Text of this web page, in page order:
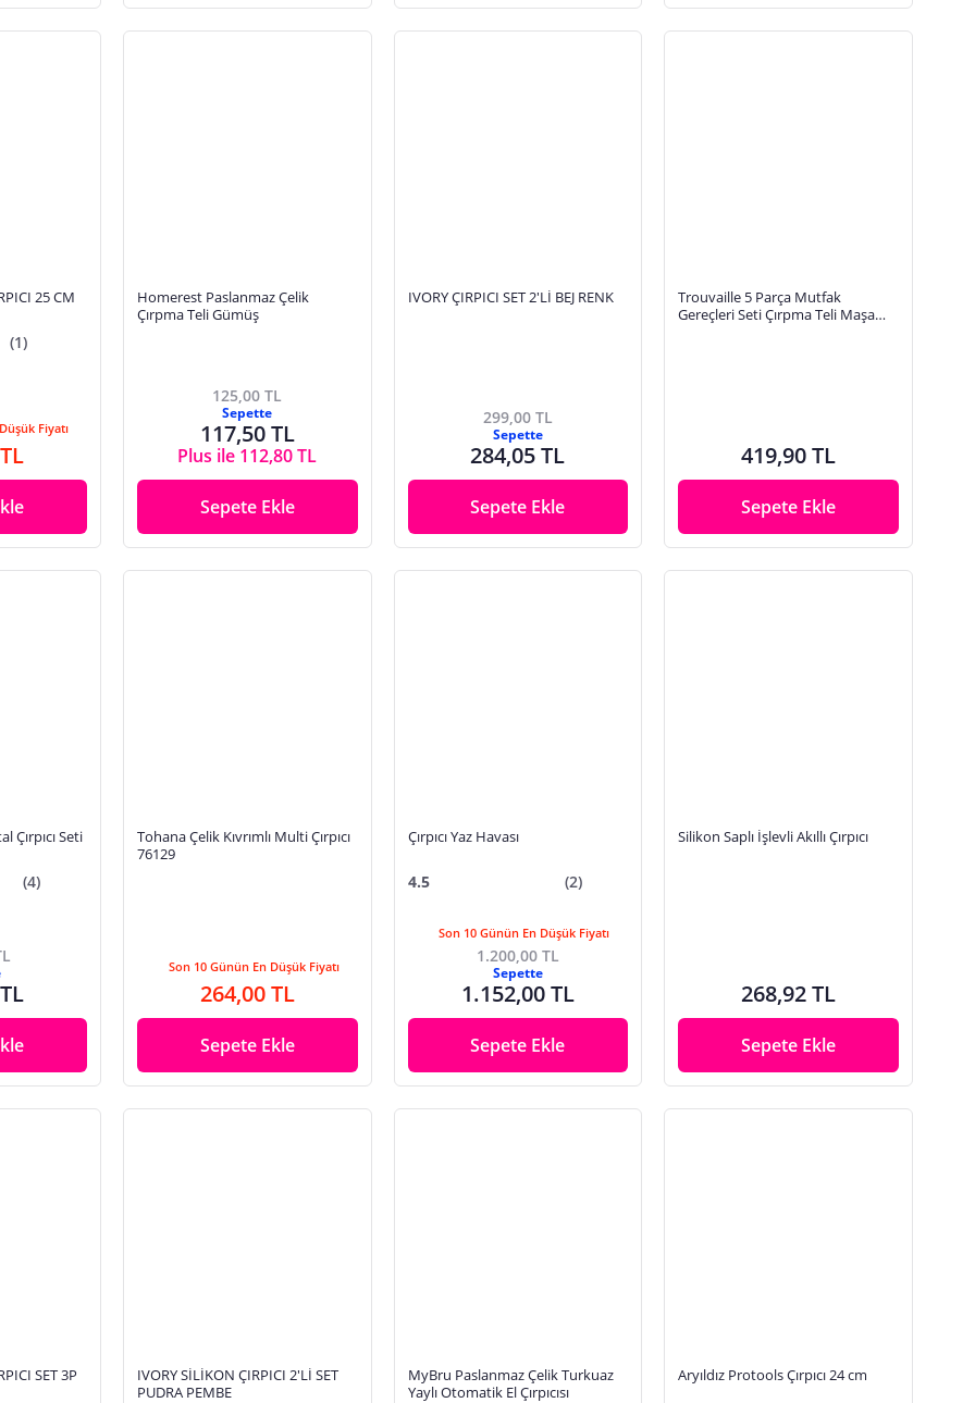
25 CM
(1)
Fiyatı
Homerest Paslanmaz Çelik
Çırpma Teli Gümüş
125,00 TL
Sepette
117,50 TL
Plus ile 112,80 TL
Sepete Ekle
IVORY ÇIRPICI SET 2'Lİ BEJ RENK
299,00 TL
Sepette
284,05 TL
Sepete Ekle
Trouvaille 5 Parça Mutfak
Gereçleri Seti Çırpma Teli Maşa
419,90 TL
Sepete Ekle
Çırpıcı Seti
(4)
Tohana Çelik Kıvrımlı Multi Çırpıcı
76129
Son 10 Günün En Düşük Fiyatı
264,00 TL
Sepete Ekle
Çırpıcı Yaz Havası
4.5 (2)
Son 10 Günün En Düşük Fiyatı
1.200,00 TL
Sepette
1.152,00 TL
Sepete Ekle
Silikon Saplı İşlevli Akıllı Çırpıcı
268,92 TL
Sepete Ekle
SET 3P
IVORY SİLİKON ÇIRPICI 2'Lİ SET
PUDRA PEMBE
MyBru Paslanmaz Çelik Turkuaz
Yaylı Otomatik El Çırpıcısı
Aryıldız Protools Çırpıcı 24 cm